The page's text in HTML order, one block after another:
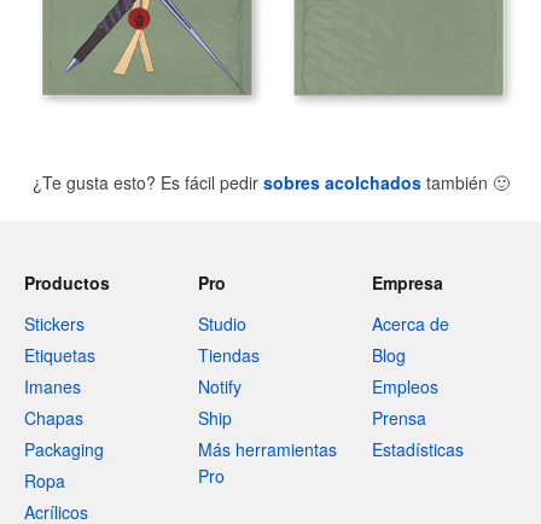
¿Te gusta esto? Es fácil pedir sobres acolchadostambién 🙂
Productos
Stickers
Etiquetas
Imanes
Chapas
Packaging
Ropa
Acrílicos
Pro
Studio
Tiendas
Notify
Ship
Más herramientas
Pro
Empresa
Acerca de
Blog
Empleos
Prensa
Estadísticas